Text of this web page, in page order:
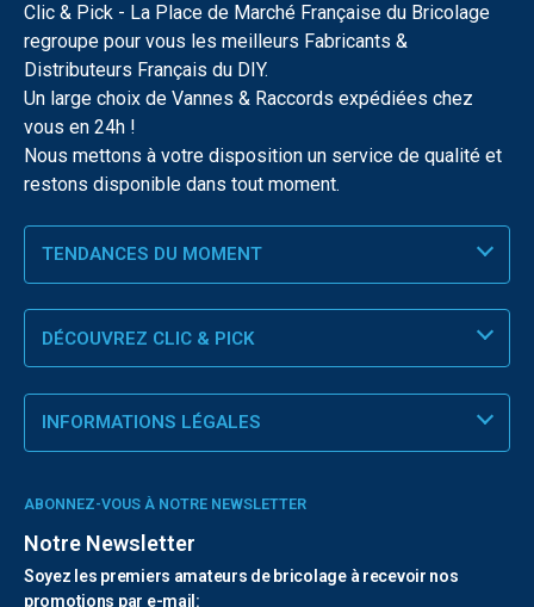
Clic & Pick - La Place de Marché Française du Bricolage
regroupe pour vous les meilleurs Fabricants &
Distributeurs Français du DIY.
Un large choix de Vannes & Raccords expédiées chez
vous en 24h !
Nous mettons à votre disposition un service de qualité et
restons disponible dans tout moment.
TENDANCES DU MOMENT
DÉCOUVREZ CLIC & PICK
INFORMATIONS LÉGALES
ABONNEZ-VOUS À NOTRE NEWSLETTER
Notre Newsletter
Soyez les premiers amateurs de bricolage à recevoir nos
promotions par e-mail: